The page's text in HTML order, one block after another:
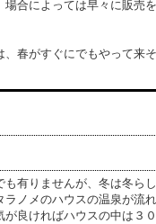
合によっては早々に販売
春がすぐにでもやって来そ
有りませんが、冬は冬ら
ノメのハウスの温泉が流
良ければハウスの中は３